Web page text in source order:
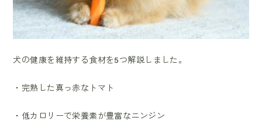
犬の健康を維持する食材を5つ解説しました。
・完熟した真っ赤なトマト
・低カロリーで栄養素が豊富なニンジン